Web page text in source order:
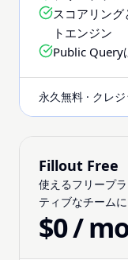
スコアリン
トエンジン
Public Query
永久無料 · クレ
Fillout Free
使えるフリープ
ティブなチーム
$0 /